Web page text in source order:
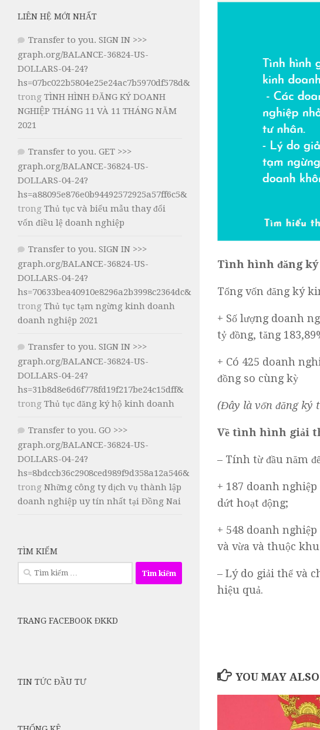
Tình hình đăng
Tổng vốn đăng ký
+ Số lượng doanh
tỷ đồng, tăng
+ Có 425 doanh
đồng so cùng kỳ
(Đây là vốn đăng ký
Về tình hình giải
– Tính từ đầu năm
+ 187 doanh
dứt hoạt động;
+ 548 doanh
và vừa và thuộc
– Lý do giải thể và
hiệu quả.
YOU MAY
LIÊN HỆ MỚI NHẤT
Transfer to you. SIGN IN >>>
graph.org/BALANCE-36824-US-
DOLLARS-04-24?
hs=07bc022b5804e25e24ac7b5970df578d&
trong TÌNH HÌNH ĐĂNG KÝ DOANH
NGHIỆP THÁNG 11 VÀ 11 THÁNG NĂM
2021
Transfer to you. GET >>>
graph.org/BALANCE-36824-US-
DOLLARS-04-24?
hs=a88095e876e0b94492572925a57ff6c5&
trong Thủ tục và biểu mẫu thay đổi
vốn điều lệ doanh nghiệp
Transfer to you. SIGN IN >>>
graph.org/BALANCE-36824-US-
DOLLARS-04-24?
hs=70633bea40910e8296a2b3998c2364dc&
trong Thủ tục tạm ngừng kinh doanh
doanh nghiệp 2021
Transfer to you. SIGN IN >>>
graph.org/BALANCE-36824-US-
DOLLARS-04-24?
hs=31b8d8e6d6f778fd19f217be24c15dff&
trong Thủ tục đăng ký hộ kinh doanh
Transfer to you. GO >>>
graph.org/BALANCE-36824-US-
DOLLARS-04-24?
hs=8bdccb36c2908ced989f9d358a12a546&
trong Những công ty dịch vụ thành lập
doanh nghiệp uy tín nhất tại Đồng Nai
TÌM KIẾM
Tìm
kiếm
TRANG FACEBOOK ĐKKD
TIN TỨC ĐẦU TƯ